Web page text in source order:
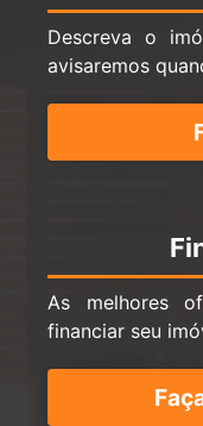
Descreva o
avisaremos
As melhores
financiar seu